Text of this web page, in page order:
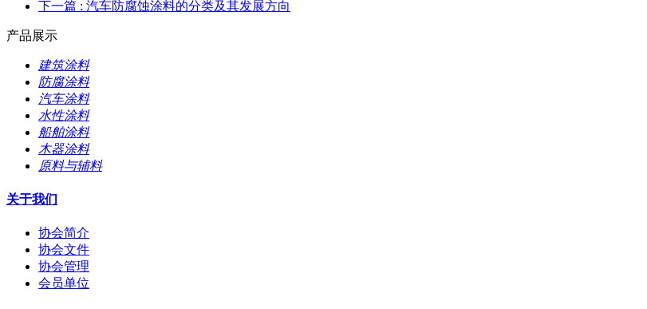
下一篇 : 汽车防腐蚀涂料的分类及其发展方向
产品展示
建筑涂料
防腐涂料
汽车涂料
水性涂料
船舶涂料
木器涂料
原料与辅料
关于我们
协会简介
协会文件
协会管理
会员单位